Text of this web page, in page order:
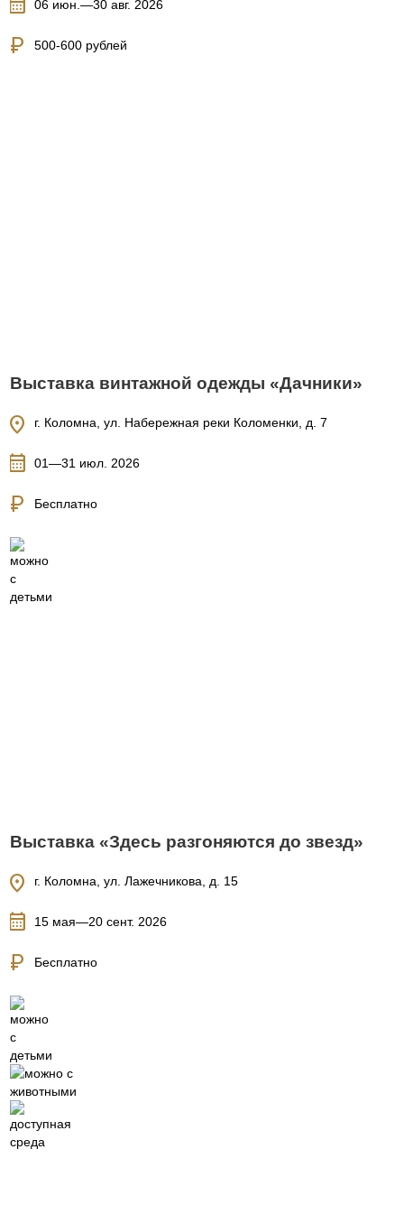
06 июн.—30 авг. 2026
currency_ruble 500-600 рублей
Выставка винтажной одежды «Дачники»
location_on г. Коломна, ул. Набережная реки Коломенки, д. 7
calendar_month 01—31 июл. 2026
currency_ruble Бесплатно
Выставка «Здесь разгоняются до звезд»
location_on г. Коломна, ул. Лажечникова, д. 15
calendar_month 15 мая—20 сент. 2026
currency_ruble Бесплатно